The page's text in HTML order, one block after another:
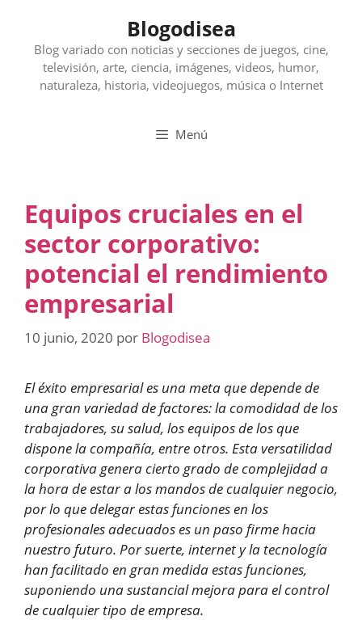
contenido
Blogodisea
Blog variado con noticias y secciones de juegos, cine,
televisión, arte, ciencia, imágenes, videos, humor,
naturaleza, historia, videojuegos, música o Internet
Menú
Equipos cruciales en el
sector corporativo:
potencial el rendimiento
empresarial
10 junio, 2020 por Blogodisea
El éxito empresarial es una meta que depende de
una gran variedad de factores: la comodidad de los
trabajadores, su salud, los equipos de los que
dispone la compañía, entre otros. Esta versatilidad
corporativa genera cierto grado de complejidad a
la hora de estar a los mandos de cualquier negocio,
por lo que delegar estas funciones en los
profesionales adecuados es un paso firme hacia
nuestro futuro. Por suerte, internet y la tecnología
han facilitado en gran medida estas funciones,
suponiendo una sustancial mejora para el control
de cualquier tipo de empresa.